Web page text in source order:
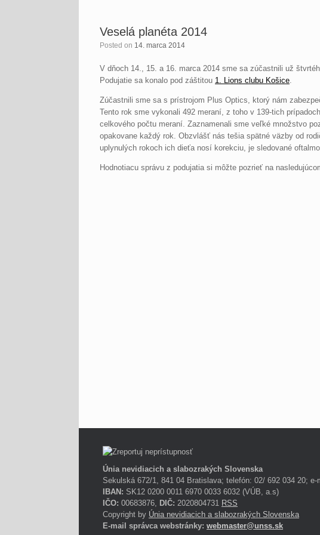
Veselá planéta 2014
Posted on 14. marca 2014
V dňoch 14., 15. a 16. marca 2014 sme sa zúčastnili už
Podujatie sa konalo pod záštitou 1. Lions clubu Košice.
Zúčastnili sme sa s prístrojom Plus Optics, ktorý nám
Tento rok sme vykonali 492 meraní, z toho v 139-tich
celkového počtu meraní. Zaznamenali sme veľké množstvo
opakovane každý rok. Obzvlášť nás tešia spätné väzby od
uplynulých rokoch ich dieťa nosí korekciu, je sledované
Hodnotiacu správu z podujatia si môžte pozrieť na
Únia nevidiacich a slabozrakých Slovenska
Sekulská 672/1, 841 04 Bratislava; telefón: 02/ 692 034 20; e-
IBAN: SK12 0200 0011 6970 0033 6032 (VÚB, a.s)
IČO: 00683876, DIČ: 2020804731 RSS
Copyright by Únia nevidiacich a slabozrakých Slovenska
E-mail správca webstránky: webmaster@unss.sk